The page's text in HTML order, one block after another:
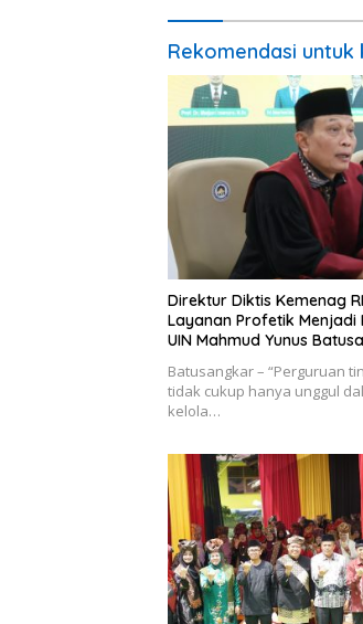
Rekomendasi untuk
Direktur Diktis Kemenag
Layanan Profetik Menjadi
UIN Mahmud Yunus
Batusangkar – “Perguruan
tidak cukup hanya unggul
kelola…